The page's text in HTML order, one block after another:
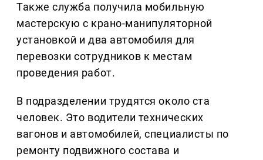
Также служба получила мобильную
мастерскую с крано-манипуляторной
установкой и два автомобиля для
перевозки сотрудников к местам
проведения работ.
В подразделении трудятся около ста
человек. Это водители технических
вагонов и автомобилей, специалисты по
ремонту подвижного состава и